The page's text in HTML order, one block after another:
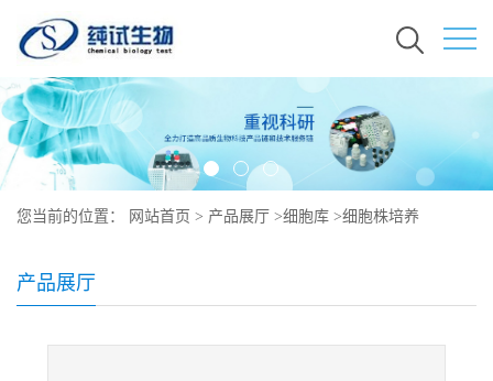
您当前的位置： 网站首页 > 产品展厅 >细胞库 >细胞株培养
产品展厅